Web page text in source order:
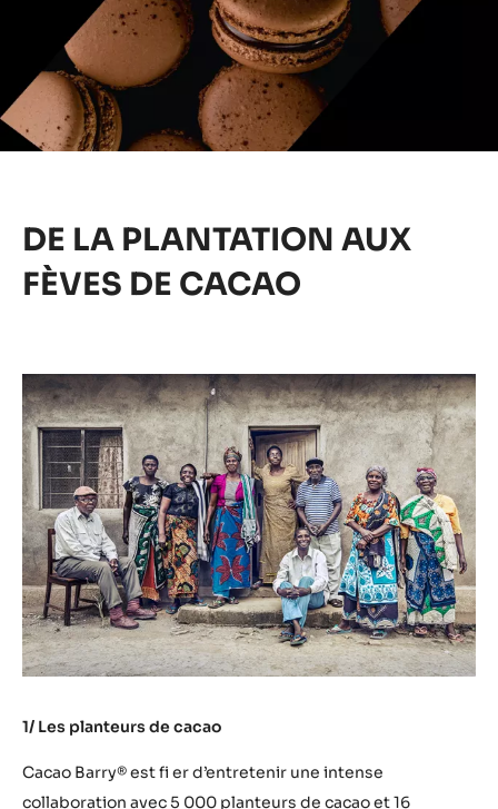
DE LA PLANTATION AUX
FÈVES DE CACAO
1/ Les planteurs de cacao
Cacao Barry® est fi er d’entretenir une intense
collaboration avec 5 000 planteurs de cacao et 16